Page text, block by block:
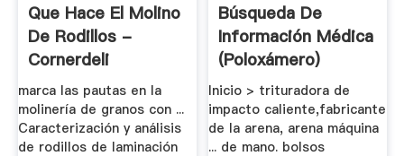
Que Hace El Molino
De Rodillos -
Cornerdeli
marca las pautas en la
molinería de granos con ...
Caracterización y análisis
de rodillos de laminación
Búsqueda De
Información Médica
(Poloxámero)
Inicio > trituradora de
impacto caliente,fabricante
de la arena, arena máquina
... de mano. bolsos